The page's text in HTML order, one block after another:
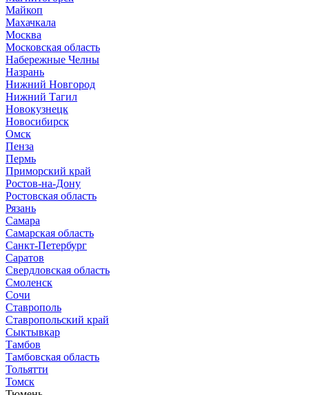
Майкоп
Махачкала
Москва
Московская область
Набережные Челны
Назрань
Нижний Новгород
Нижний Тагил
Новокузнецк
Новосибирск
Омск
Пенза
Пермь
Приморский край
Ростов-на-Дону
Ростовская область
Рязань
Самара
Самарская область
Санкт-Петербург
Саратов
Свердловская область
Смоленск
Сочи
Ставрополь
Ставропольский край
Сыктывкар
Тамбов
Тамбовская область
Тольятти
Томск